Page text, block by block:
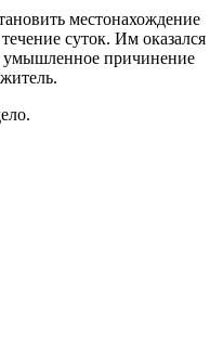
местонахождение
суток. Им оказался
умышленное причинение